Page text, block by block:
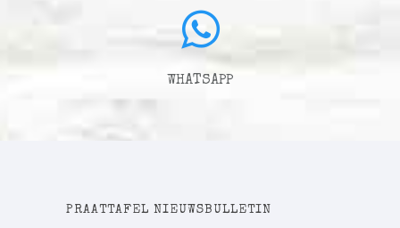
WHATSAPP
PRAATTAFEL NIEUWSBULLETIN